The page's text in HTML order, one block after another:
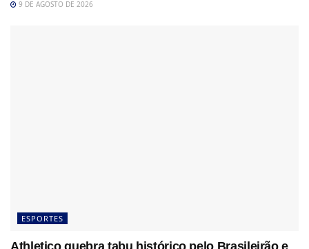
9 DE AGOSTO DE 2026
ESPORTES